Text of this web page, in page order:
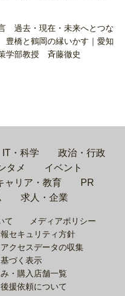
言 過去・現在・未来へとつな
橋と鶴岡の縁いかす｜愛知
学部教授 斉藤徹史
IT・科学
政治・行政
タメ
イベント
ャリア・教育
PR
求人・企業
て
メディアポリシー
セキュリティ方針
アクセスデータの収集
づく表示
・購入店舗一覧
後援依頼について